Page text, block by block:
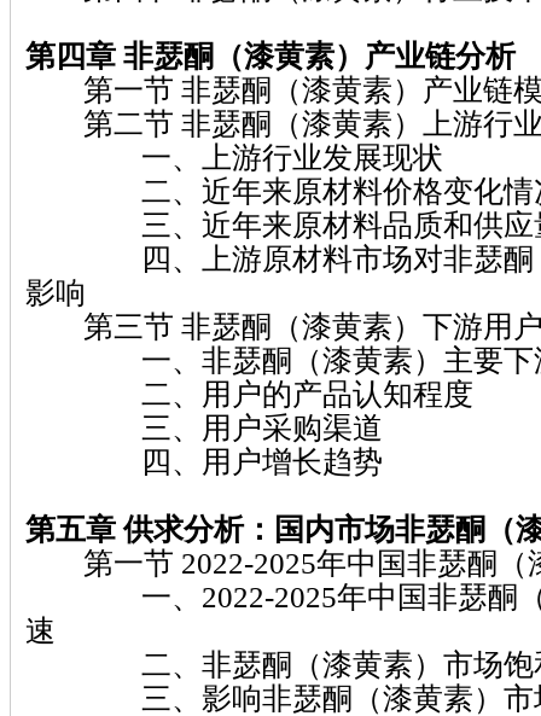
第四章 非瑟酮（漆黄素） 产业链分析
第一节 非瑟酮（漆黄素）产业链
第二节 非瑟酮（漆黄素）上游行
一、上游行业发展现状
二、近年来原材料价格变化情
三、近年来原材料品质和供应
四、上游原材料市场对非瑟酮
影响
第三节 非瑟酮（漆黄素）下游用
一、非瑟酮（漆黄素）主要下
二、用户的产品认知程度
三、用户采购渠道
四、用户增长趋势
第五章供求分析：国内市场非瑟酮（
第一节 2022-2025年中国非瑟酮（
一、2022-2025年中国非瑟酮（
速
二、非瑟酮（漆黄素）市场饱
三、影响非瑟酮（漆黄素）市